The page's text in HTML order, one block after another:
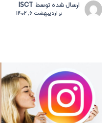
ارسال شده توسط ISCT
براردیبهشت 6, 1402